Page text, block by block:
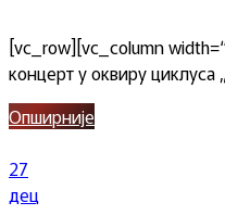
[vc_row][vc_column
концерт у оквиру циклуса
Опширније
27
дец